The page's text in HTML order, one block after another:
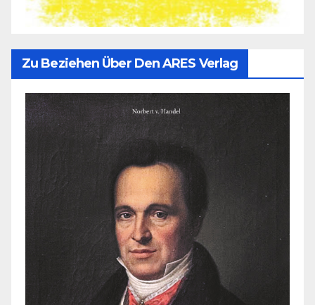
Zu Beziehen Über Den ARES Verlag